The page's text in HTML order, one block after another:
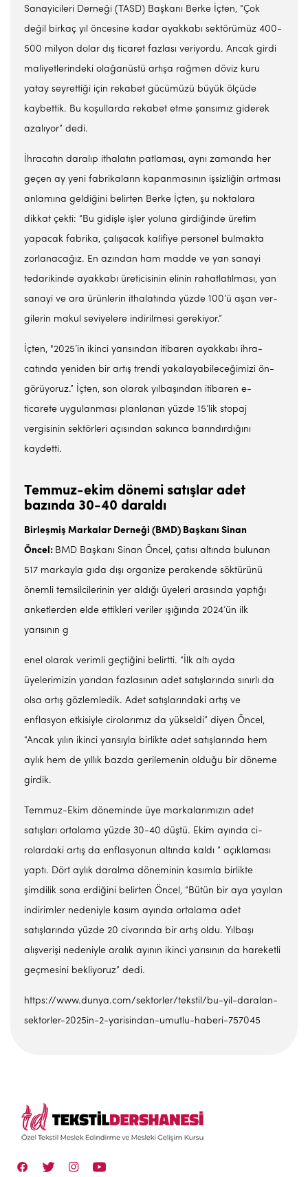
Sanayi­cileri Derneği (TASD) Başkanı Berke İçten, “Çok
değil birkaç yıl öncesine kadar ayakkabı sektörümüz 400-
500 milyon dolar dış ticaret fazlası veriyor­du. Ancak girdi
maliyetlerinde­ki olağanüstü artışa rağmen dö­viz kuru
yatay seyrettiği için re­kabet gücümüzü büyük ölçüde
kaybettik. Bu koşul­larda reka­bet etme şansımız giderek
azalıyor” dedi.
İhracatın daralıp ithalatın patlaması, aynı zamanda her
geçen ay yeni fabrikaların ka­panmasının işsizliğin artma­sı
anlamına geldiğini belirten Berke İçten, şu noktalara
dikkat çekti: “Bu gidişle işler yoluna girdiğinde üretim
yapacak fab­rika, çalışacak kalifiye perso­nel bulmakta
zorlanacağız. En azından ham madde ve yan sa­nayi
tedarikinde ayakkabı üre­ticisinin elinin rahatlatılması, yan
sanayi ve ara ürünlerin it­halatında yüzde 100’ü aşan ver­
gilerin makul seviyelere indiril­mesi gerekiyor.”
İçten, "2025’in ikinci yarı­sından itibaren ayakkabı ihra­
catında yeniden bir artış tren­di yakalayabileceğimizi ön­
görüyoruz.” İçten, son olarak yılbaşından itibaren e-
ticarete uygulanması planlanan yüzde 15’lik stopaj
vergisinin sektör­leri açısından sakınca barındır­dığını
kaydetti.
Temmuz-ekim dönemi satışlar adet
bazında 30-40 daraldı
Birleşmiş Markalar Der­neği (BMD) Başkanı Sinan
Öncel: BMD Başkanı Sinan Öncel, çatısı altında bulunan
517 markayla gıda dışı organize perakende söktürünü
önemli temsilci­lerinin yer aldığı üye­leri arasın­da yaptığı
anketler­den elde ettikle­ri veriler ışığında 2024’ün ilk
yarısının g
enel olarak verimli geçtiğini belirtti. “İlk altı ayda
üyelerimizin yarıdan fazlasının adet satışlarında sınırlı da
olsa artış gözlemledik. Adet satışlarındaki artış ve
enflasyon etkisiyle cirolarımız da yüksel­di” diyen Öncel,
“Ancak yılın ikinci yarısıyla birlikte adet sa­tışlarında hem
aylık hem de yıl­lık bazda gerilemenin olduğu bir döneme
girdik.
Temmuz-Ekim döneminde üye markalarımı­zın adet
satışları ortalama yüz­de 30-40 düştü. Ekim ayında ci­
rolardaki artış da enflasyonun altında kaldı ” açıklaması
yaptı. Dört aylık daralma döneminin kasımla birlikte
şimdilik so­na erdiğini belirten Öncel, “Bü­tün bir aya yayılan
indirimler nedeniyle kasım ayında ortala­ma adet
satışlarında yüzde 20 civarında bir artış oldu. Yılbaşı
alışverişi nedeniyle aralık ayı­nın ikinci yarısının da hareketli
geçmesini bekliyoruz” dedi.
https://www.dunya.com/sektorler/tekstil/bu-yil-daralan-
sektorler-2025in-2-yarisindan-umutlu-haberi-757045